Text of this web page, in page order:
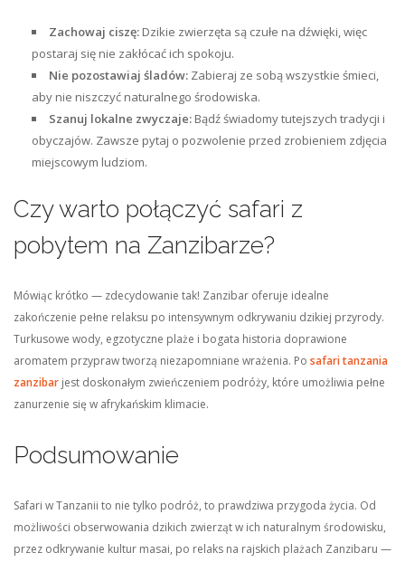
Zachowaj ciszę: Dzikie zwierzęta są czułe na dźwięki, więc
postaraj się nie zakłócać ich spokoju.
Nie pozostawiaj śladów: Zabieraj ze sobą wszystkie śmieci,
aby nie niszczyć naturalnego środowiska.
Szanuj lokalne zwyczaje: Bądź świadomy tutejszych tradycji i
obyczajów. Zawsze pytaj o pozwolenie przed zrobieniem zdjęcia
miejscowym ludziom.
Czy warto połączyć safari z
pobytem na Zanzibarze?
Mówiąc krótko — zdecydowanie tak! Zanzibar oferuje idealne
zakończenie pełne relaksu po intensywnym odkrywaniu dzikiej przyrody.
Turkusowe wody, egzotyczne plaże i bogata historia doprawione
aromatem przypraw tworzą niezapomniane wrażenia. Po safari tanzania
zanzibar jest doskonałym zwieńczeniem podróży, które umożliwia pełne
zanurzenie się w afrykańskim klimacie.
Podsumowanie
Safari w Tanzanii to nie tylko podróż, to prawdziwa przygoda życia. Od
możliwości obserwowania dzikich zwierząt w ich naturalnym środowisku,
przez odkrywanie kultur masai, po relaks na rajskich plażach Zanzibaru —